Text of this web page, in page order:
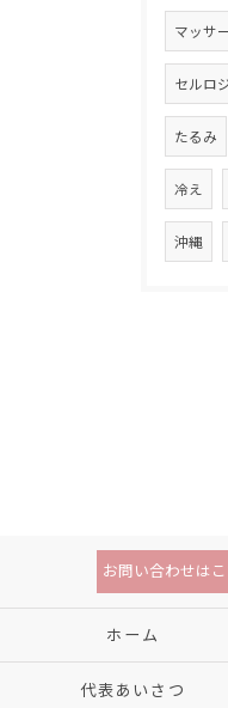
マッサ
セルロ
たるみ
冷え
沖縄
お問い合わせは
ホーム
代表あいさつ